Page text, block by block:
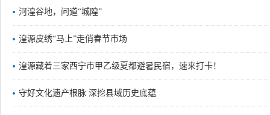
河湟谷地，问道“城隍”
湟源皮绣“马上”走俏春节市场
湟源藏着三家西宁市甲乙级夏都避暑民宿，速来打卡！
守好文化遗产根脉 深挖县域历史底蕴